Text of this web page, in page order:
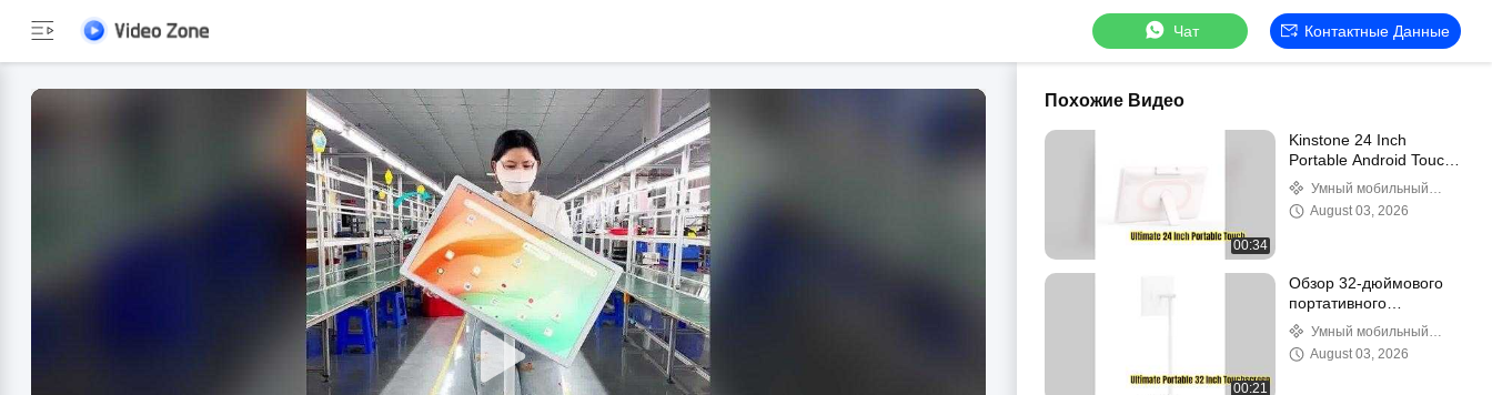
Чат Контактные Данные
Похожие Видео
00:34
Kinstone 24 Inch
Portable Android Touch
Tablet Review
Умный мобильный
дисплей AIO
August 03, 2026
00:21
Обзор 32-дюймового
портативного
интеллектуального
сенсорного экрана
Kinstone
Умный мобильный
дисплей AIO
August 03, 2026